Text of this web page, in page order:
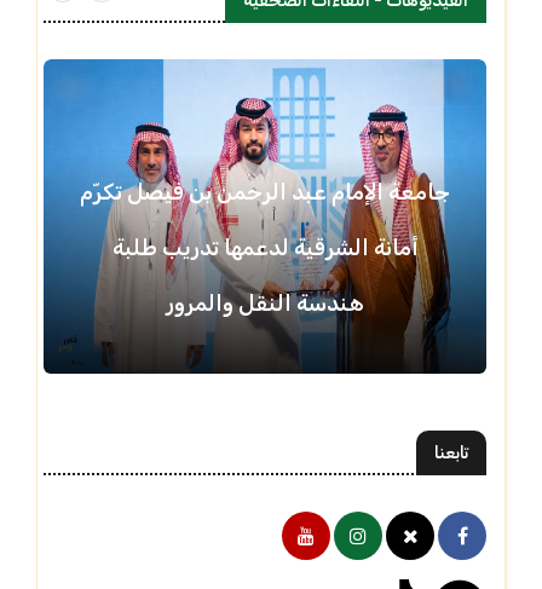
جامعة الإمام عبد الرحمن بن فيصل تكرّم
أمانة الشرقية لدعمها تدريب طلبة
هندسة النقل والمرور
تابعنا